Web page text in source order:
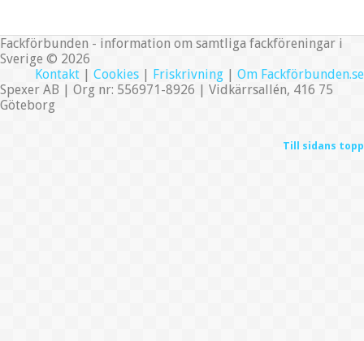
Fackförbunden - information om samtliga fackföreningar i
Sverige © 2026
Kontakt | Cookies | Friskrivning | Om Fackförbunden.se
Spexer AB | Org nr: 556971-8926 | Vidkärrsallén, 416 75
Göteborg
Till sidans topp